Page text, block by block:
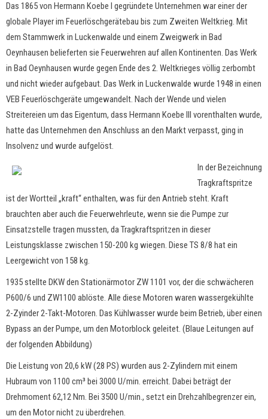
Das 1865 von Hermann Koebe I gegründete Unternehmen war einer der
globale Player im Feuerlöschgerätebau bis zum Zweiten Weltkrieg. Mit
dem Stammwerk in Luckenwalde und einem Zweigwerk in Bad
Oeynhausen belieferten sie Feuerwehren auf allen Kontinenten. Das Werk
in Bad Oeynhausen wurde gegen Ende des 2. Weltkrieges völlig zerbombt
und nicht wieder aufgebaut. Das Werk in Luckenwalde wurde 1948 in einen
VEB Feuerlöschgeräte umgewandelt. Nach der Wende und vielen
Streitereien um das Eigentum, dass Hermann Koebe III vorenthalten wurde,
hatte das Unternehmen den Anschluss an den Markt verpasst, ging in
Insolvenz und wurde aufgelöst.
In der Bezeichnung
Tragkraftspritze
ist der Wortteil „kraft“ enthalten, was für den Antrieb steht. Kraft
brauchten aber auch die Feuerwehrleute, wenn sie die Pumpe zur
Einsatzstelle tragen mussten, da Tragkraftspritzen in dieser
Leistungsklasse zwischen 150-200 kg wiegen. Diese TS 8/8 hat ein
Leergewicht von 158 kg.
1935 stellte DKW den Stationärmotor ZW 1101 vor, der die schwächeren
P600/6 und ZW1100 ablöste. Alle diese Motoren waren wassergekühlte
2-Zyinder 2-Takt-Motoren. Das Kühlwasser wurde beim Betrieb, über einen
Bypass an der Pumpe, um den Motorblock geleitet. (Blaue Leitungen auf
der folgenden Abbildung)
Die Leistung von 20,6 kW (28 PS) wurden aus 2-Zylindern mit einem
Hubraum von 1100 cm³ bei 3000 U/min. erreicht. Dabei beträgt der
Drehmoment 62,12 Nm. Bei 3500 U/min., setzt ein Drehzahlbegrenzer ein,
um den Motor nicht zu überdrehen.